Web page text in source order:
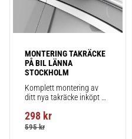
MONTERING TAKRÄCKE
PÅ BIL LÄNNA
STOCKHOLM
Komplett montering av
ditt nya takräcke inköpt
montering på din bil.
298 kr
595kr